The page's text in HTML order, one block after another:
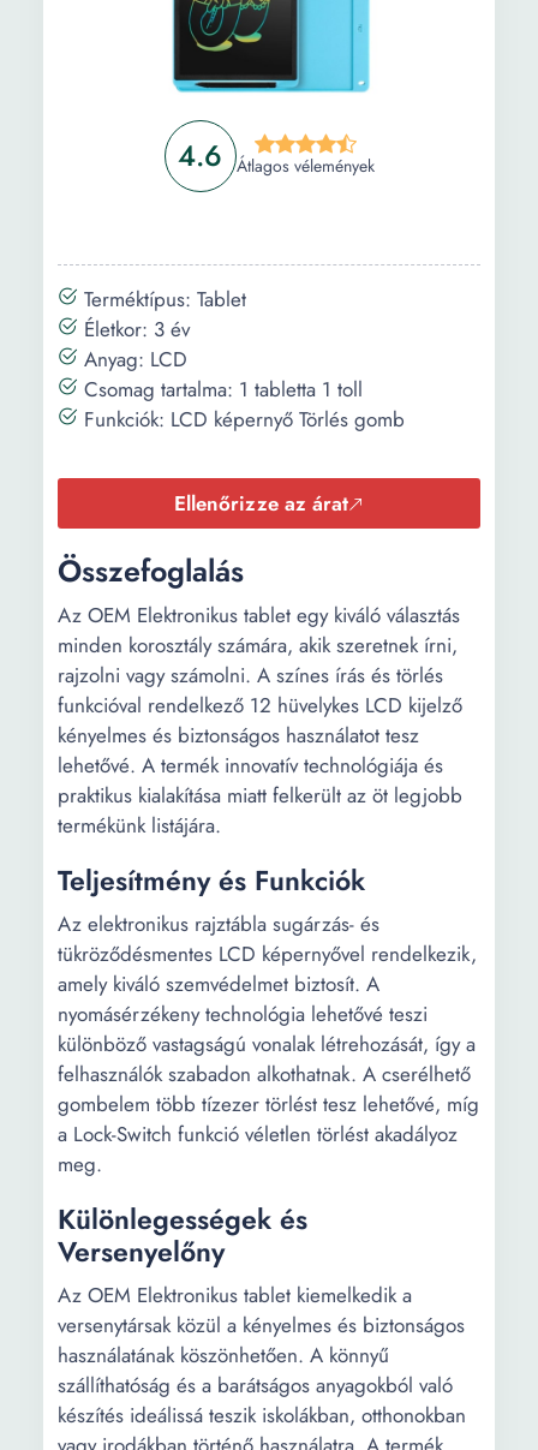
4.6 Átlagos vélemények
Terméktípus: Tablet
Életkor: 3 év
Anyag: LCD
Csomag tartalma: 1 tabletta 1 toll
Funkciók: LCD képernyő Törlés gomb
Ellenőrizze az árat
Összefoglalás
Az OEM Elektronikus tablet egy kiváló választás
minden korosztály számára, akik szeretnek írni,
rajzolni vagy számolni. A színes írás és törlés
funkcióval rendelkező 12 hüvelykes LCD kijelző
kényelmes és biztonságos használatot tesz
lehetővé. A termék innovatív technológiája és
praktikus kialakítása miatt felkerült az öt legjobb
termékünk listájára.
Teljesítmény és Funkciók
Az elektronikus rajztábla sugárzás- és
tükröződésmentes LCD képernyővel rendelkezik,
amely kiváló szemvédelmet biztosít. A
nyomásérzékeny technológia lehetővé teszi
különböző vastagságú vonalak létrehozását, így a
felhasználók szabadon alkothatnak. A cserélhető
gombelem több tízezer törlést tesz lehetővé, míg
a Lock-Switch funkció véletlen törlést akadályoz
meg.
Különlegességek és
Versenyelőny
Az OEM Elektronikus tablet kiemelkedik a
versenytársak közül a kényelmes és biztonságos
használatának köszönhetően. A könnyű
szállíthatóság és a barátságos anyagokból való
készítés ideálissá teszik iskolákban, otthonokban